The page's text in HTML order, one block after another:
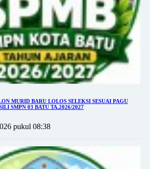
MURID BARU LOLOS SELEKSI SESUAI PAGU
SMPN 03 BATU TA.2026/2027
pukul 08:38